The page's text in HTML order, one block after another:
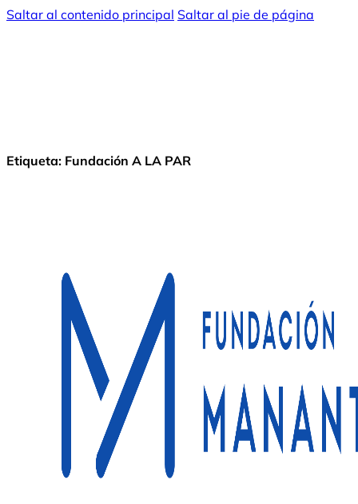
Saltar al contenido principal Saltar al pie de página
Etiqueta: Fundación A LA PAR